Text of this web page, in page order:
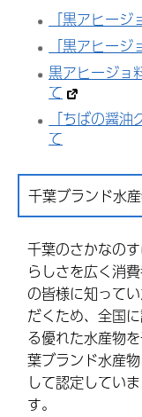
「黒アヒージ
「黒アヒー
黒アヒージョ
て
「ちばの醤
て
千葉ブランド水
千葉のさかなの
らしさを広く消
の皆様に知って
だくため、全国
る優れた水産物
葉ブランド水産
して認定していま
す。